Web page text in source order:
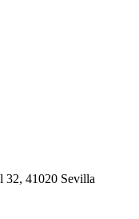
32, 41020 Sevilla